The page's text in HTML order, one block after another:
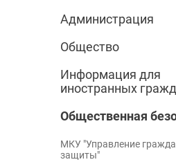
Администрация
Общество
Информация для
иностранных
Общественная
МКУ "Управление
защиты"